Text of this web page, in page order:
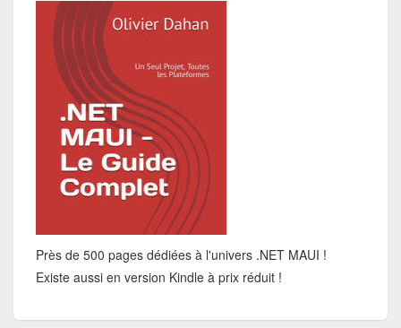
Près de 500 pages dédiées à l'univers .NET MAUI !
Existe aussi en version Kindle à prix réduit !